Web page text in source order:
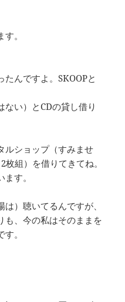
。
んですよ。SKOOPと
い）とCDの貸し借り
ルショップ（すみませ
組）を借りてきてね。
す。
）聴いてるんですが、
も、今の私はそのままを
。